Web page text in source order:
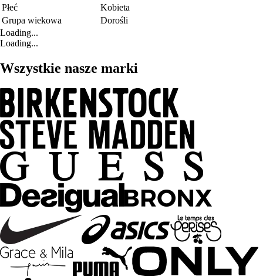
Płeć
Kobieta
Grupa wiekowa
Dorośli
Loading...
Loading...
Wszystkie nasze marki